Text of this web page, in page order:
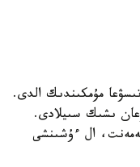
مۇمكىندىك الدى.
ىشىك سىيلادى.
ال ءۇشىنشى